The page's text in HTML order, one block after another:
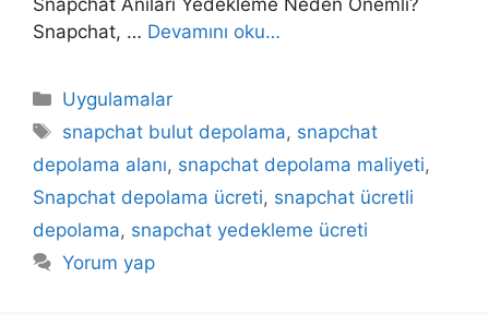
Snapchat Anıları Yedekleme Neden Önemli?
Snapchat, … Devamını oku…
Kategoriler
Uygulamalar
Etiketler
snapchat bulut depolama, snapchat
depolama alanı, snapchat depolama maliyeti,
Snapchat depolama ücreti, snapchat ücretli
depolama, snapchat yedekleme ücreti
Yorum yap